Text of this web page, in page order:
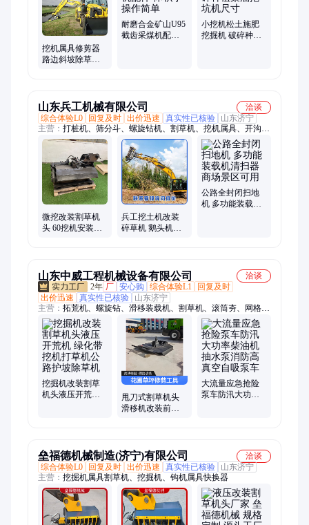
挖机属具修剪器
路边斜坡除草机
耐磨合金矿山U95
截齿采煤机配件
小挖机松土施肥
挖掘机 破碎种植
山东兵工机械有限公司
洽谈
综合体验L0
回复及时 出价迅速 真实性已核验
山东济宁
主营： 打桩机、筛分斗、螺旋钻机、割草机、挖机属具、开沟
机、钢铁剪、抓木机、抓钢机、全自动伐木机、抱夹锯、电磁吸
盘、拆车剪、破拆机器人、换枕机、破碎斗、振动夯、抛雪机、
造雪机、压雪车、搅拌机、管桩夹具、开荒机、贝壳斗、铣挖机
微挖改装割草机
头 60挖机安装打
兵工挖土机改装
碎草机 鹅头机安
公路全封闭扫地
机 多功能装载机
山东中威工程机械设备有限公司
洽谈
2年 厂 安心购 综合体验L1
回复及时
出价迅速
真实性已核验
山东济宁
主营： 拓荒机、螺旋钻、滑移装载机、割草机、滚筒夯、网格
斗、破碎锤、抓木器、移动照明灯、排水方仓、铣挖机、贝壳
斗、土方斗、日式抓钢机、碎木机、土壤调节器、290液压剪、
吊车、筛分斗、旋耕机、快换、松土器、耙子、平板夯、防汛打
桩机
挖掘机改装割草
机头液压开荒机
甩刀式割草机头
滑移机改装前置
大流量应急抢险
泵车防汛大功率
垒福德机械制造(济宁)有限公司
洽谈
综合体验L0
回复及时 出价迅速 真实性已核验
山东济宁
主营： 挖掘机属具割草机、挖掘机、钩机属具快换器